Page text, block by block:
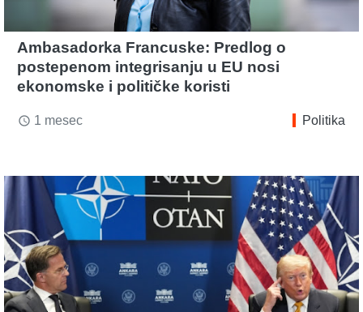
Ambasadorka Francuske: Predlog o
postepenom integrisanju u EU nosi
ekonomske i političke koristi
access_time 1 mesec Politika